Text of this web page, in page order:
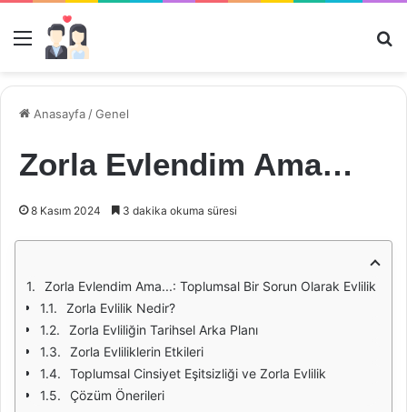
Menü
Anasayfa /Genel
Zorla Evlendim Ama…
8 Kasım 2024 3 dakika okuma süresi
Zorla Evlendim Ama...: Toplumsal Bir Sorun Olarak Evlilik
Zorla Evlilik Nedir?
Zorla Evliliğin Tarihsel Arka Planı
Zorla Evliliklerin Etkileri
Toplumsal Cinsiyet Eşitsizliği ve Zorla Evlilik
Çözüm Önerileri